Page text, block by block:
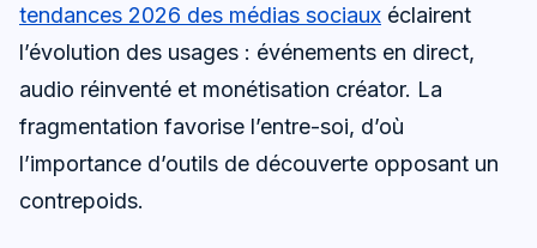
tendances 2026 des médias sociaux éclairent
l’évolution des usages : événements en direct,
audio réinventé et monétisation créator. La
fragmentation favorise l’entre-soi, d’où
l’importance d’outils de découverte opposant un
contrepoids.